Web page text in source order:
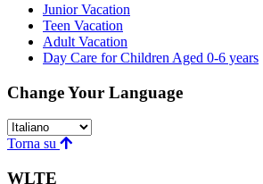
Junior Vacation
Teen Vacation
Adult Vacation
Day Care for Children Aged 0-6 years
Change Your Language
Torna su
WLTE